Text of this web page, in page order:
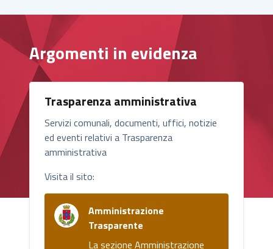
Argomenti in evidenza
Trasparenza amministrativa
Servizi comunali, documenti, uffici, notizie
ed eventi relativi a Trasparenza
amministrativa
Visita il sito:
Amministrazione
Trasparente
La sezione Amministrazione